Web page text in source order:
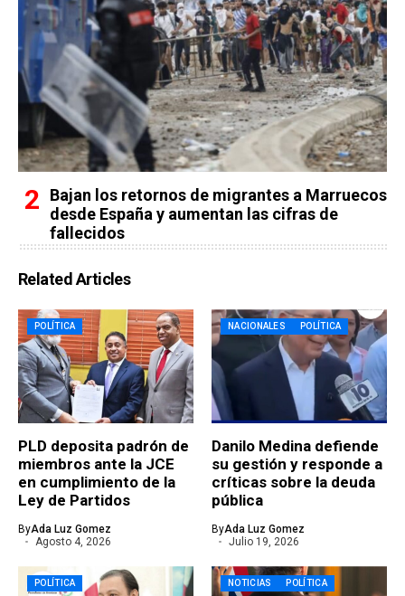
Bajan los retornos de migrantes a Marruecos
desde España y aumentan las cifras de
fallecidos
Related Articles
POLÍTICA
PLD deposita padrón de
miembros ante la JCE
en cumplimiento de la
Ley de Partidos
ByAda Luz Gomez
Agosto 4, 2026
NACIONALES POLÍTICA
Danilo Medina defiende
su gestión y responde a
críticas sobre la deuda
pública
ByAda Luz Gomez
Julio 19, 2026
POLÍTICA NOTICIAS POLÍTICA